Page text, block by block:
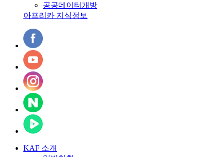
공공데이터개방
아프리카 지식정보
KAF 소개